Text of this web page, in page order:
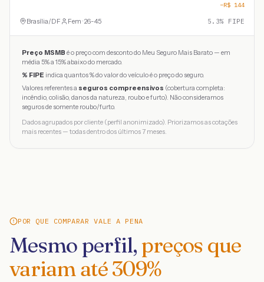
−R$ 144
Brasília/DF Fem · 26-45 5.3% FIPE
Preço MSMB é o preço com desconto do Meu Seguro Mais Barato — em
média 5% a 15% abaixo do mercado.
% FIPE indica quantos % do valor do veículo é o preço do seguro.
Valores referentes a seguros compreensivos (cobertura completa:
incêndio, colisão, danos da natureza, roubo e furto). Não consideramos
seguros de somente roubo/furto.
Dados agrupados por cliente (perfil anonimizado). Priorizamos as cotações
mais recentes — todas dentro dos últimos 7 meses.
POR QUE COMPARAR VALE A PENA
Mesmo perfil, preços que
variam até309%